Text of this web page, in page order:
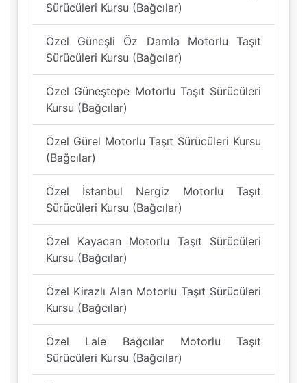
Sürücüleri Kursu (Bağcılar)
Özel Güneşli Öz Damla Motorlu Taşıt
Sürücüleri Kursu (Bağcılar)
Özel Güneştepe Motorlu Taşıt Sürücüleri
Kursu (Bağcılar)
Özel Gürel Motorlu Taşıt Sürücüleri Kursu
(Bağcılar)
Özel İstanbul Nergiz Motorlu Taşıt
Sürücüleri Kursu (Bağcılar)
Özel Kayacan Motorlu Taşıt Sürücüleri
Kursu (Bağcılar)
Özel Kirazlı Alan Motorlu Taşıt Sürücüleri
Kursu (Bağcılar)
Özel Lale Bağcılar Motorlu Taşıt
Sürücüleri Kursu (Bağcılar)